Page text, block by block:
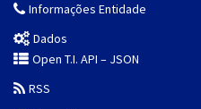
Informações Entidade
Dados
Open T.I. API – JSON
RSS